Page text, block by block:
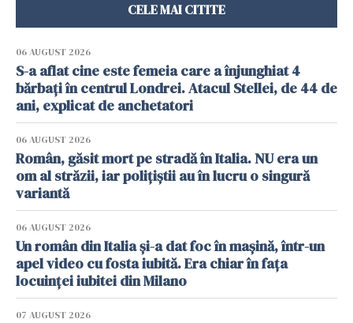
CELE MAI CITITE
06 AUGUST 2026
S-a aflat cine este femeia care a înjunghiat 4
bărbați în centrul Londrei. Atacul Stellei, de 44 de
ani, explicat de anchetatori
06 AUGUST 2026
Român, găsit mort pe stradă în Italia. NU era un
om al străzii, iar polițiștii au în lucru o singură
variantă
06 AUGUST 2026
Un român din Italia și-a dat foc în mașină, într-un
apel video cu fosta iubită. Era chiar în fața
locuinței iubitei din Milano
07 AUGUST 2026